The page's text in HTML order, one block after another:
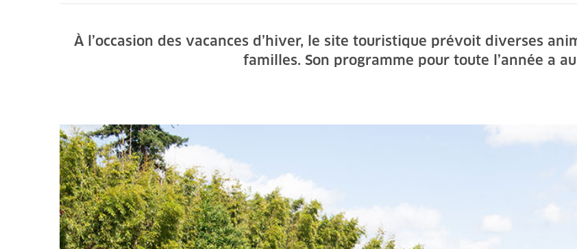
À l’occasion des vacances d’hiver, le site touristique prévoit diverses
familles. Son programme pour toute l’année a